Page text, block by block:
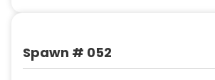
Spawn # 052